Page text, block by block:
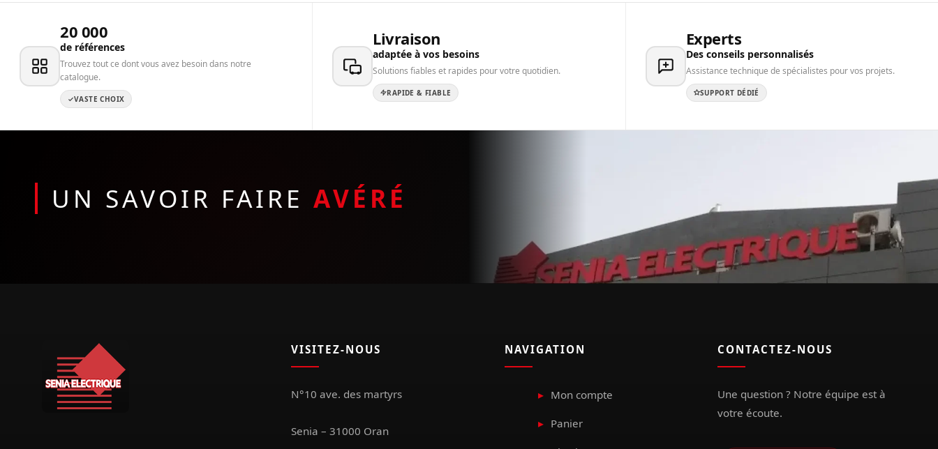
20 000
de références
Trouvez tout ce dont vous avez besoin dans notre
catalogue.
VASTE CHOIX
Livraison
adaptée à vos besoins
Solutions fiables et rapides pour votre quotidien.
RAPIDE & FIABLE
Experts
Des conseils personnalisés
Assistance technique de spécialistes pour vos projets.
SUPPORT DÉDIÉ
UN SAVOIR FAIRE AVÉRÉ
VISITEZ-NOUS
N°10 ave. des martyrs
Senia – 31000 Oran
NAVIGATION
Mon compte
Panier
CONTACTEZ-NOUS
Une question ? Notre équipe est à
votre écoute.